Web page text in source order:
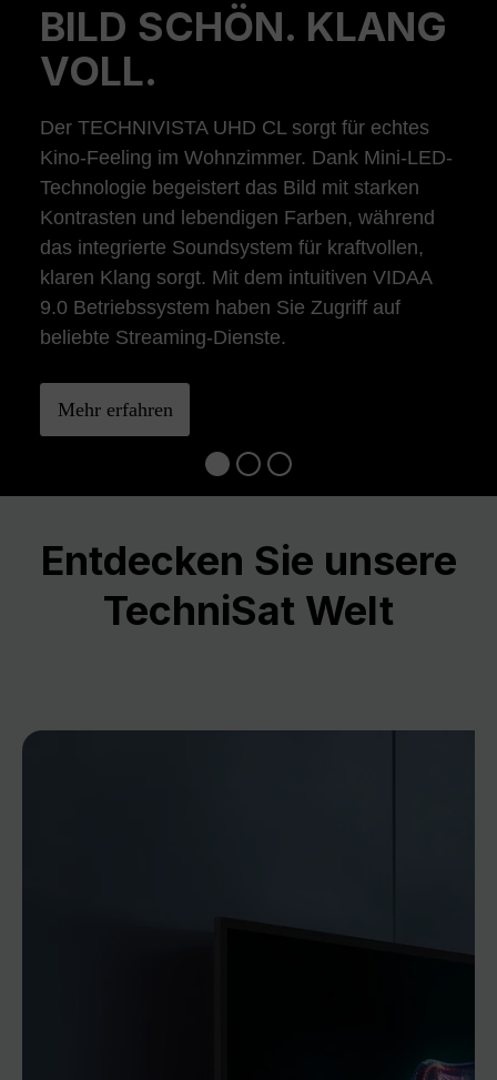
BILD SCHÖN. KLANG
VOLL.
Der TECHNIVISTA UHD CL sorgt für echtes
Kino-Feeling im Wohnzimmer. Dank Mini-LED-
Technologie begeistert das Bild mit starken
Kontrasten und lebendigen Farben, während
das integrierte Soundsystem für kraftvollen,
klaren Klang sorgt. Mit dem intuitiven VIDAA
9.0 Betriebssystem haben Sie Zugriff auf
beliebte Streaming-Dienste.
Mehr erfahren
Previous
Entdecken Sie unsere
TechniSat Welt